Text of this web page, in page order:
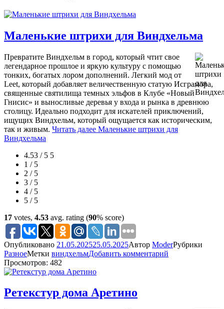
Маленькие штрихи для Виндхельма
Превратите Виндхельм в город, который чтит свое
легендарное прошлое и яркую культуру с помощью
тонких, богатых лором дополнений. Легкий мод от
Leet, который добавляет величественную статую Исграмора,
священные святилища темных эльфов в Клубе «Новый
Гнисис» и выносливые деревья у входа и рынка в древнюю
столицу. Идеально подходит для искателей приключений,
ищущих Виндхельм, который ощущается как историческим,
так и живым. Читать далее Маленькие штрихи для
Виндхельма
4.53 / 5 5
1 / 5
2 / 5
3 / 5
4 / 5
5 / 5
17 votes, 4.53 avg. rating (90% score)
Опубликовано 21.05.202525.05.2025Автор ModerРубрики
РазноеМетки виндхельмДобавить комментарий
Просмотров: 482
Ретекстур дома Аретино